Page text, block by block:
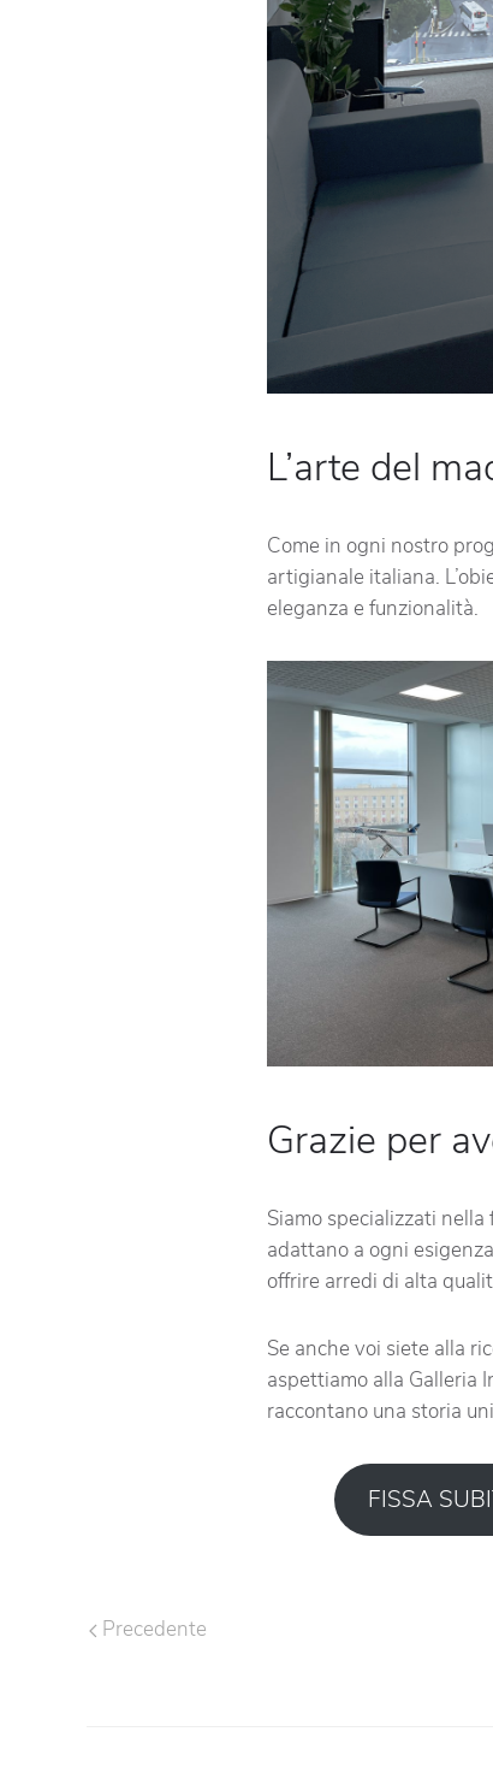
L’arte del
Come in ogni nostro
artigianale italiana.
eleganza e funzionalità.
Grazie per
Siamo specializzati
adattano a ogni
offrire arredi di alta
Se anche voi siete alla
aspettiamo alla Galleria
raccontano una storia
FISSA
Precedente